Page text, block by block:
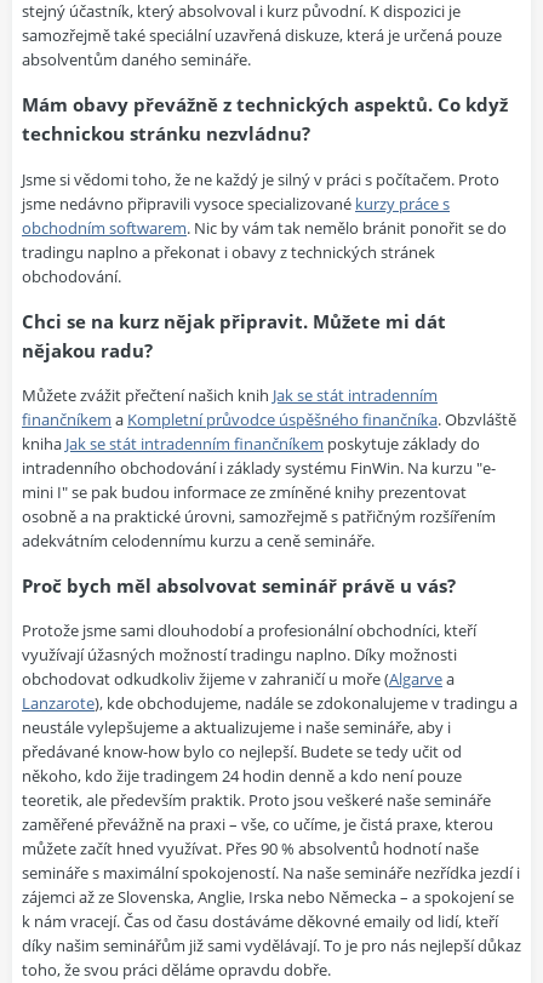
stejný účastník, který absolvoval i kurz původní. K dispozici je
samozřejmě také speciální uzavřená diskuze, která je určená pouze
absolventům daného semináře.
Mám obavy převážně z technických aspektů. Co když
technickou stránku nezvládnu?
Jsme si vědomi toho, že ne každý je silný v práci s počítačem. Proto
jsme nedávno připravili vysoce specializované kurzy práce s
obchodním softwarem. Nic by vám tak nemělo bránit ponořit se do
tradingu naplno a překonat i obavy z technických stránek
obchodování.
Chci se na kurz nějak připravit. Můžete mi dát
nějakou radu?
Můžete zvážit přečtení našich knih Jak se stát intradenním
finančníkem a Kompletní průvodce úspěšného finančníka. Obzvláště
kniha Jak se stát intradenním finančníkem poskytuje základy do
intradenního obchodování i základy systému FinWin. Na kurzu "e-
mini I" se pak budou informace ze zmíněné knihy prezentovat
osobně a na praktické úrovni, samozřejmě s patřičným rozšířením
adekvátním celodennímu kurzu a ceně semináře.
Proč bych měl absolvovat seminář právě u vás?
Protože jsme sami dlouhodobí a profesionální obchodníci, kteří
využívají úžasných možností tradingu naplno. Díky možnosti
obchodovat odkudkoliv žijeme v zahraničí u moře (Algarvea
Lanzarote), kde obchodujeme, nadále se zdokonalujeme v tradingu a
neustále vylepšujeme a aktualizujeme i naše semináře, aby i
předávané know-how bylo co nejlepší. Budete se tedy učit od
někoho, kdo žije tradingem 24 hodin denně a kdo není pouze
teoretik, ale především praktik. Proto jsou veškeré naše semináře
zaměřené převážně na praxi – vše, co učíme, je čistá praxe, kterou
můžete začít hned využívat. Přes 90 % absolventů hodnotí naše
semináře s maximální spokojeností. Na naše semináře nezřídka jezdí i
zájemci až ze Slovenska, Anglie, Irska nebo Německa – a spokojení se
k nám vracejí. Čas od času dostáváme děkovné emaily od lidí, kteří
díky našim seminářům již sami vydělávají. To je pro nás nejlepší důkaz
toho, že svou práci děláme opravdu dobře.